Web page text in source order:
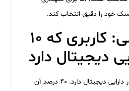
خود را دقیق انتخاب کند.
سناریوی عملی: کاربری که ۱۰
دیجیتال دارد
فرض کنید کاربری ۱۰ هزار دلار دارایی دیجیتال دارد. ۴۰ درصد آن